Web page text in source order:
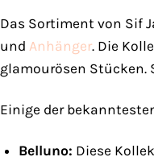
Das Sortiment von Sif
und Anhänger. Die
glamourösen Stücken.
Einige der
Belluno: Diese